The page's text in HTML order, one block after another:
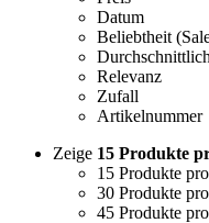
Datum
Beliebtheit
Relevanz
Zufall
Artikelnummer
Zeige 15 Produkte
15 Produkte
30 Produkte
45 Produkte